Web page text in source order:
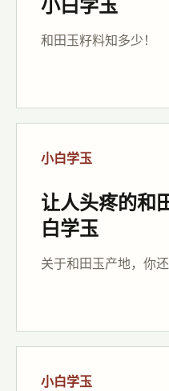
和田玉籽料知多少！
小白学玉
让人头疼的和
白学玉
关于和田玉产地，你还
小白学玉